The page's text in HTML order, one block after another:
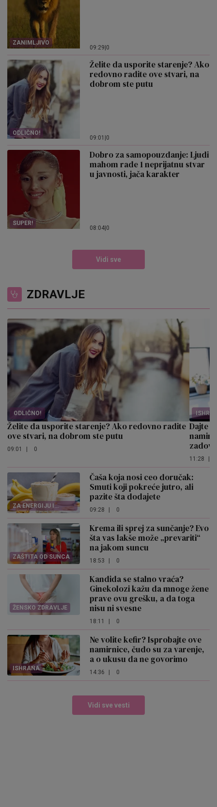
ZANIMLJIVO
09:29 0
ODLIČNO!
Želite da usporite starenje? Ako
redovno radite ove stvari, na
dobrom ste putu
09:01 0
SUPER!
Dobro za samopouzdanje: Ljudi
mahom rade 1 neprijatnu stvar
u javnosti, jača karakter
08:04 0
Vidi sve
ZDRAVLJE
ODLIČNO!
Želite da usporite starenje? Ako redovno radite
ove stvari, na dobrom ste putu
09:01 | 0
Dajte
11:28 |
ZA ENERGIJU I
SITOST
Čaša koja nosi ceo doručak:
Smuti koji pokreće jutro, ali
pazite šta dodajete
09:28 | 0
ZAŠTITA OD SUNCA
Krema ili sprej za sunčanje? Evo
šta vas lakše može „prevariti“
na jakom suncu
18:53 0
ŽENSKO ZDRAVLJE
Kandida se stalno vraća?
Ginekolozi kažu da mnoge žene
prave ovu grešku, a da toga
nisu ni svesne
18:11 0
ISHRANA
Ne volite kefir? Isprobajte ove
namirnice, čudo su za varenje,
a o ukusu da ne govorimo
14:36 0
Vidi sve vesti